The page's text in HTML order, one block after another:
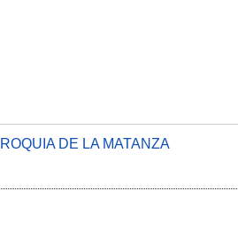
DE LA MATANZA